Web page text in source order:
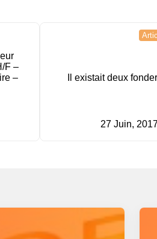
F –
–
Il existait deux
27 Juin,